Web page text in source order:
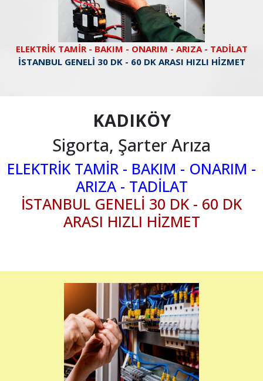
ELEKTRİK TAMİR - BAKIM - ONARIM - ARIZA - TADİLAT
İSTANBUL GENELİ 30 DK - 60 DK ARASI HIZLI HİZMET
KADIKÖY
Sigorta, Şarter Arıza
ELEKTRİK TAMİR - BAKIM - ONARIM -
ARIZA - TADİLAT
İSTANBUL GENELİ 30 DK - 60 DK
ARASI HIZLI HİZMET